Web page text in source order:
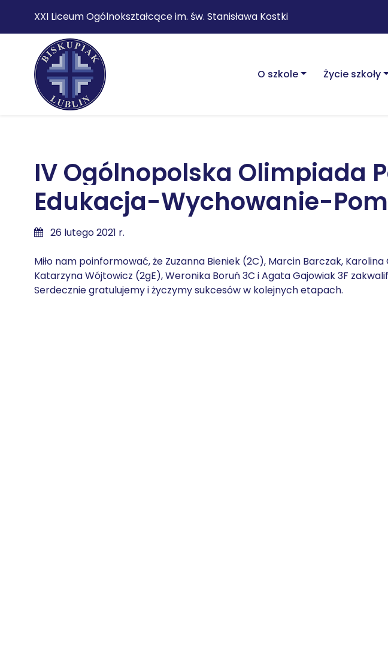
XXI Liceum Ogólnokształcące im. św. Stanisława Kostki
O szkole Życie szkoły
IV Ogólnopolska Olimpiada
Edukacja-Wychowanie-
26 lutego 2021 r.
Miło nam poinformować, że Zuzanna Bieniek (2C), Marcin Barczak,
Katarzyna Wójtowicz (2gE), Weronika Boruń 3C i Agata Gajowiak 3F
Serdecznie gratulujemy i życzymy sukcesów w kolejnych etapach.